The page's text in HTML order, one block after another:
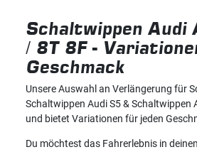
Schaltwippen Audi
/ 8T 8F-
Geschmack
Unsere Auswahl an Verlängerung für
Schaltwippen Audi S5 & Schaltwippen
und bietet Variationen für jeden
Du möchtest das Fahrerlebnis in